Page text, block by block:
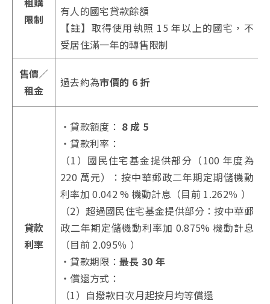
限制
有人的國宅貸款餘額
【註】 取得使用執照 15 年以上的國宅，不
受居住滿一年的轉售限制
售價／
租金
過去約為市價的 6 折
貸款
利率
・貸款額度： 8 成 5
・貸款利率：
（1）國民住宅基金提供部分（100 年度為
220 萬元）：按中華郵政二年期定期儲機動
利率加 0.042 % 機動計息（目前 1.262％ ）
（2）超過國民住宅基金提供部分：按中華郵
政二年期定儲機動利率加 0.875% 機動計息
（目前 2.095％ ）
・貸款期限： 最長 30 年
・償還方式：
（1）自撥款日次月起按月均等償還